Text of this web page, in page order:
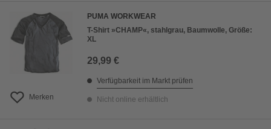
Merken
PUMA WORKWEAR
T-Shirt »CHAMP«, stahlgrau, Baumwolle, Größe:
XL
29,99 €
Verfügbarkeit im Markt prüfen
Nicht online erhältlich